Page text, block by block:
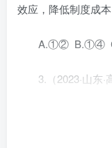
效应，降低制度成本
A.①② B.①④
3.（2023·山东
已然成为现实；贵